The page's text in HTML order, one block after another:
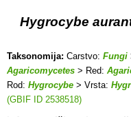
Hygrocybe
Taksonomija: Carstvo: Fungi
Agaricomycetes > Red:
Rod: Hygrocybe > Vrsta:
(GBIF ID 2538518)